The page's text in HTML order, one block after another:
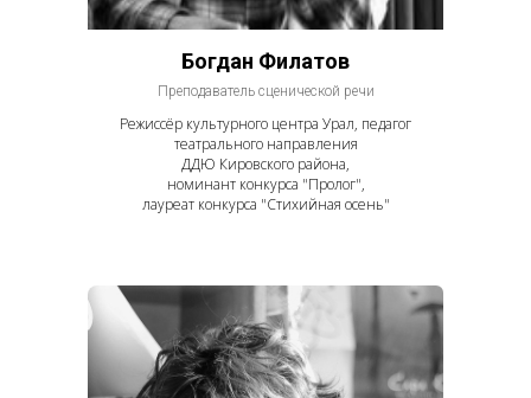
Богдан Филатов
Преподаватель сценической речи
Режиссёр культурного центра Урал, педагог
театрального направления
ДДЮ Кировского района,
номинант конкурса "Пролог",
лауреат конкурса "Стихийная осень"